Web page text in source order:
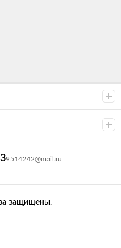
9514242@mail.ru
защищены.